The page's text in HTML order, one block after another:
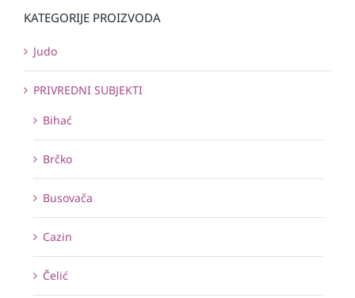
KATEGORIJE PROIZVODA
Judo
PRIVREDNI SUBJEKTI
Bihać
Brčko
Busovača
Cazin
Čelić